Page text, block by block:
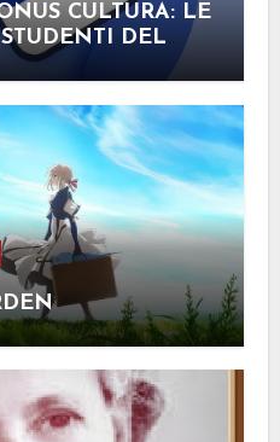
CULTURA: LE
DEL